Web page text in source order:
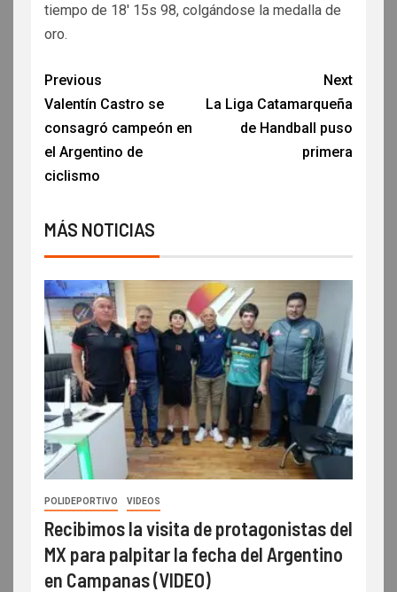
tiempo de 18′ 15s 98, colgándose la medalla de
oro.
Previous
Valentín Castro se
consagró campeón en
el Argentino de
ciclismo
Next
La Liga Catamarqueña
de Handball puso
primera
MÁS NOTICIAS
POLIDEPORTIVO VIDEOS
Recibimos la visita de protagonistas del
MX para palpitar la fecha del Argentino
en Campanas (VIDEO)